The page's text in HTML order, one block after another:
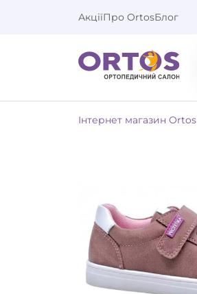
АкціїПро OrtosБлог
Інтернет магазин Ortos